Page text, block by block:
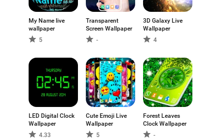
My Name live
wallpaper
5
Transparent
Screen Wallpaper
-
3D Galaxy Live
Wallpaper
4
LED Digital Clock
Wallpaper
4.33
Cute Emoji Live
Wallpaper
5
Forest Leaves
Clock Wallpaper
-